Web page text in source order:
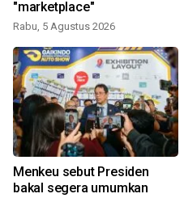
"marketplace"
Rabu, 5 Agustus 2026
Menkeu sebut Presiden
bakal segera umumkan